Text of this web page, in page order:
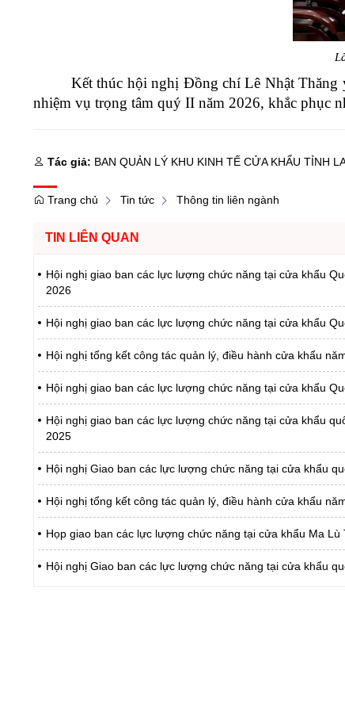
Kết thúc hội nghị Đồng chí Lê Nhật Thăng
nhiệm vụ trọng tâm quý II năm 2026, khắc phục
Tác giả: BAN QUẢN LÝ KHU KINH TẾ CỬA KHẨU TỈNH
Trang chủ Tin tức Thông tin liên ngành
TIN LIÊN QUAN
Hội nghị giao ban các lực lượng chức năng tại cửa khẩu
2026
Hội nghị giao ban các lực lượng chức năng tại cửa khẩu
Hội nghị tổng kết công tác quản lý, điều hành cửa khẩu
Hội nghị giao ban các lực lượng chức năng tại cửa khẩu
Hội nghị giao ban các lực lượng chức năng tại cửa khẩu
2025
Hội nghị Giao ban các lực lượng chức năng tại cửa khẩu
Hội nghị tổng kết công tác quản lý, điều hành cửa khẩu
Họp giao ban các lực lượng chức năng tại cửa khẩu Ma Lù
Hội nghị Giao ban các lực lượng chức năng tại cửa khẩu